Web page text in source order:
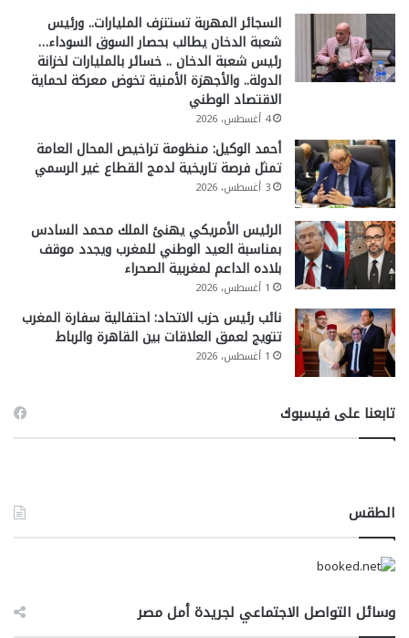
السجائر المهربة تستنزف المليارات.. ورئيس
شعبة الدخان يطالب بحصار السوق السوداء…
رئيس شعبة الدخان .. خسائر بالمليارات لخزانة
الدولة.. والأجهزة الأمنية تخوض معركة لحماية
الاقتصاد الوطني
4 أغسطس، 2026
أحمد الوكيل: منظومة تراخيص المحال العامة
تمثل فرصة تاريخية لدمج القطاع غير الرسمي
3 أغسطس، 2026
الرئيس الأمريكي يهنئ الملك محمد السادس
بمناسبة العيد الوطني للمغرب ويجدد موقف
بلاده الداعم لمغربية الصحراء
1 أغسطس، 2026
نائب رئيس حزب الاتحاد: احتفالية سفارة المغرب
تتويج لعمق العلاقات بين القاهرة والرباط
1 أغسطس، 2026
تابعنا على فيسبوك
الطقس
وسائل التواصل الاجتماعي لجريدة أمل مصر